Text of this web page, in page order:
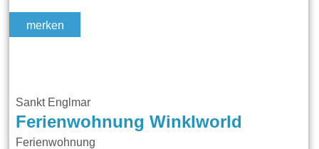
merken
Sankt Englmar
Ferienwohnung Winklworld
Ferienwohnung